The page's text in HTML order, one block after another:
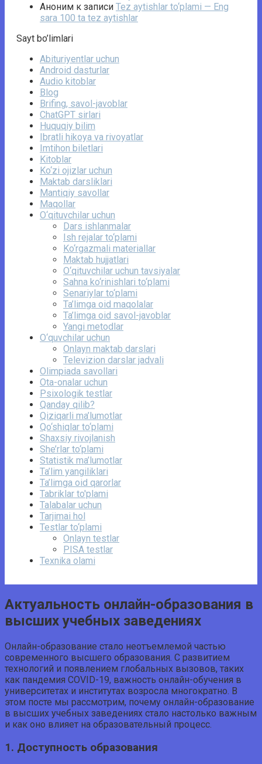
Аноним к записи Tez aytishlar to‘plami — Eng
sara 100 ta tez aytishlar
Sayt bo’limlari
Abituriyentlar uchun
Android dasturlar
Audio kitoblar
Blog
Brifing, savol-javoblar
ChatGPT sirlari
Huquqiy bilim
Ibratli hikoya va rivoyatlar
Imtihon biletlari
Kitoblar
Ko‘zi ojizlar uchun
Maktab darsliklari
Mantiqiy savollar
Maqollar
O‘qituvchilar uchun
Dars ishlanmalar
Ish rejalar to‘plami
Ko‘rgazmali materiallar
Maktab hujjatlari
O‘qituvchilar uchun tavsiyalar
Sahna ko‘rinishlari to‘plami
Senariylar to‘plami
Ta’limga oid maqolalar
Ta’limga oid savol-javoblar
Yangi metodlar
O‘quvchilar uchun
Onlayn maktab darslari
Televizion darslar jadvali
Olimpiada savollari
Ota-onalar uchun
Psixologik testlar
Qanday qilib?
Qiziqarli ma’lumotlar
Qo‘shiqlar to‘plami
Shaxsiy rivojlanish
She’rlar to‘plami
Statistik ma’lumotlar
Ta’lim yangiliklari
Ta’limga oid qarorlar
Tabriklar to'plami
Talabalar uchun
Tarjimai hol
Testlar to‘plami
Onlayn testlar
PISA testlar
Texnika olami
Актуальность онлайн-образования в
высших учебных заведениях
Онлайн-образование стало неотъемлемой частью
современного высшего образования. С развитием
технологий и появлением глобальных вызовов, таких
как пандемия COVID-19, важность онлайн-обучения в
университетах и институтах возросла многократно. В
этом посте мы рассмотрим, почему онлайн-образование
в высших учебных заведениях стало настолько важным
и как оно влияет на образовательный процесс.
1. Доступность образования